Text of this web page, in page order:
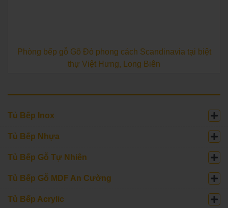
Phòng bếp gỗ Gõ Đỏ phong cách Scandinavia tại biệt
thự Việt Hưng, Long Biên
Tủ Bếp Inox
Tủ Bếp Nhựa
Tủ Bếp Gỗ Tự Nhiên
Tủ Bếp Gỗ MDF An Cường
Tủ Bếp Acrylic